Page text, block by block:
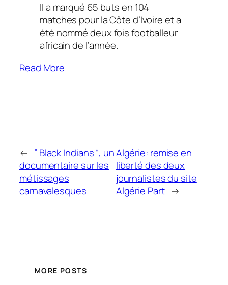
Il a marqué 65 buts en 104
matches pour la Côte d’Ivoire et a
été nommé deux fois footballeur
africain de l’année.
Read More
← ” Black Indians “, un
documentaire sur les
métissages
carnavalesques
Algérie: remise en
liberté des deux
journalistes du site
Algérie Part →
MORE POSTS